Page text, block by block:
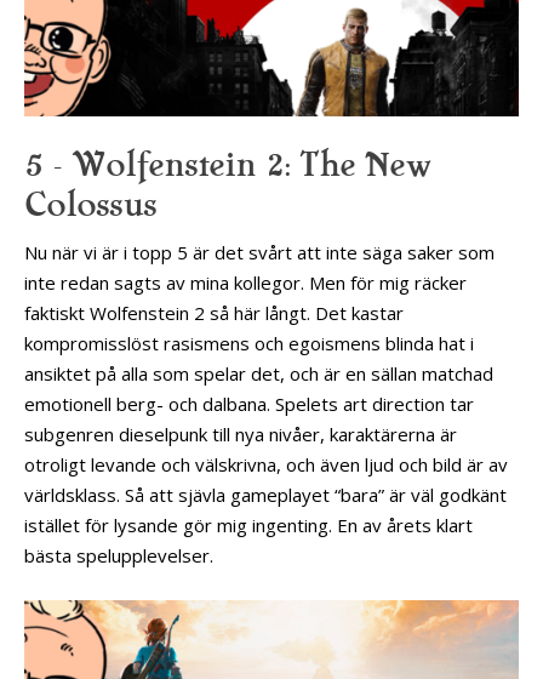
5 – Wolfenstein 2: The New
Colossus
Nu när vi är i topp 5 är det svårt att inte säga saker som
inte redan sagts av mina kollegor. Men för mig räcker
faktiskt Wolfenstein 2 så här långt. Det kastar
kompromisslöst rasismens och egoismens blinda hat i
ansiktet på alla som spelar det, och är en sällan matchad
emotionell berg- och dalbana. Spelets art direction tar
subgenren dieselpunk till nya nivåer, karaktärerna är
otroligt levande och välskrivna, och även ljud och bild är av
världsklass. Så att sjävla gameplayet “bara” är väl godkänt
istället för lysande gör mig ingenting. En av årets klart
bästa spelupplevelser.